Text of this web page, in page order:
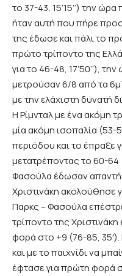
το 37-43, 15’15’’) την
ήταν αυτή που πήρε
της έδωσε και πάλι το
πρώτο τρίποντο της
για το 46-48, 17’50’’),
μετρούσαν 6/8 από τα
με την ελάχιστη δυνατή
Η Ρίμνταλ με ένα ακόμη
μία ακόμη ισοπαλία (53-
περιόδου και το έπραξε
μετατρέποντας το 60-64
Φασούλα έδωσαν
Χριστινάκη ακολούθησε
Παρκς – Φασούλα
τρίποντο της
φορά στο +9 (76-85, 35′).
και με το παιχνίδι να
έφτασε για πρώτη φορά